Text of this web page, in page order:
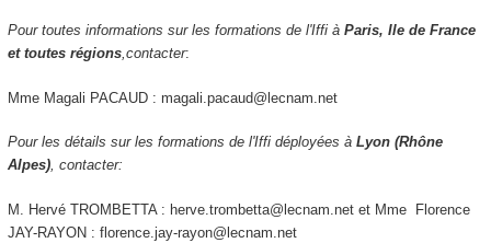
Pour toutes informations sur les formations de l'Iffi àParis, Ile de France
et toutes régions,contacter:
Mme Magali PACAUD : magali.pacaud@lecnam.net
Pour les détails sur les formations de l'Iffi déployées à Lyon (Rhône
Alpes), contacter:
M. Hervé TROMBETTA : herve.trombetta@lecnam.net et Mme Florence
JAY-RAYON : florence.jay-rayon@lecnam.net